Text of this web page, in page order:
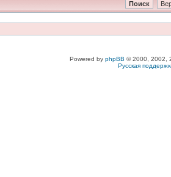
Powered by phpBB © 2000, 2002,
Русская